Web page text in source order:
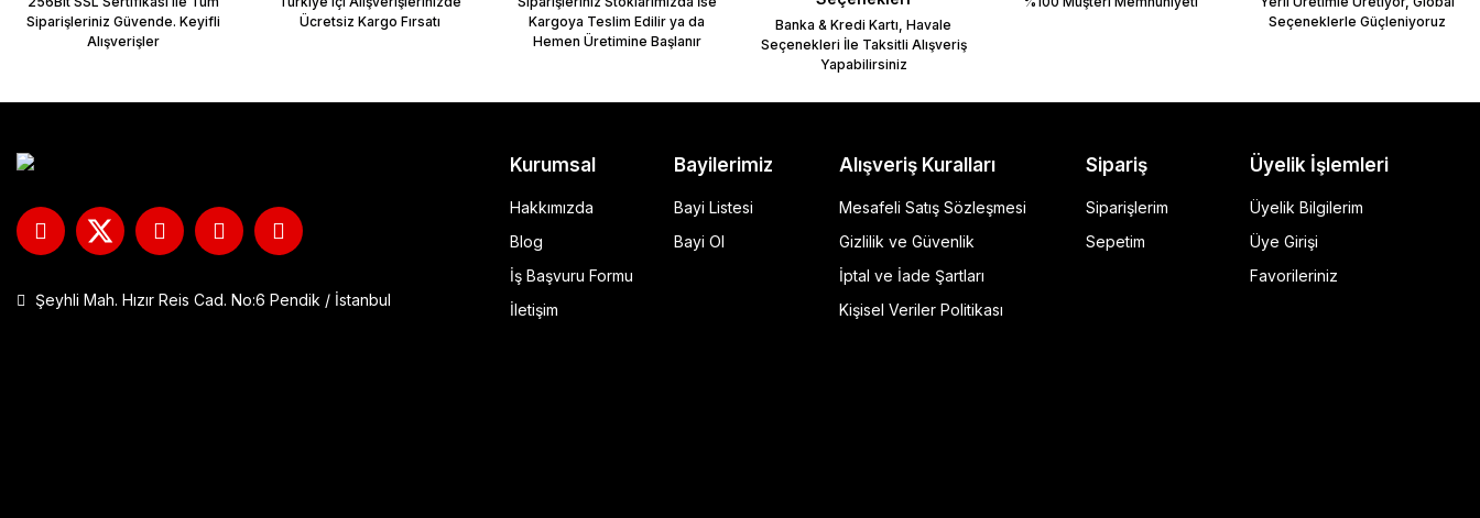
GP Kompozit Universal 45 lt Plastik Motosiklet Çantası Siyah
Siparişleriniz Güvende. Keyifli
Alışverişler
Ücretsiz Kargo Fırsatı
Kargoya Teslim Edilir ya da
Hemen Üretimine Başlanır
Banka & Kredi Kartı, Havale
Seçenekleri İle Taksitli Alışveriş
Yapabilirsiniz
Seçeneklerle Güçleniyoruz
Şeyhli Mah. Hızır Reis Cad. No:6 Pendik / İstanbul
Kurumsal
Hakkımızda
Blog
İş Başvuru Formu
İletişim
Bayilerimiz
Bayi Listesi
Bayi Ol
Alışveriş Kuralları
Mesafeli Satış Sözleşmesi
Gizlilik ve Güvenlik
İptal ve İade Şartları
Kişisel Veriler Politikası
Sipariş
Siparişlerim
Sepetim
Üyelik İşlemleri
Üyelik Bilgilerim
Üye Girişi
Favorileriniz